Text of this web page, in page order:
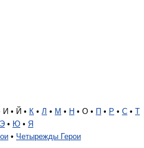
И • Й • К • Л • М • Н • О • П • Р • С • Т
Э • Ю • Я
• Четырежды Герои